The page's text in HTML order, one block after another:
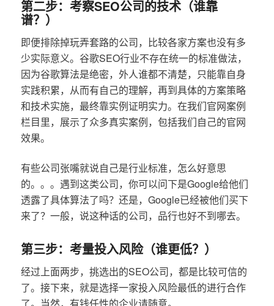
第二步：考察SEO公司的技术（谁靠
谱？）
即便排除掉玩弄套路的公司，比较各家方案也没有多
少实际意义。谷歌SEO行业不存在统一的标准做法，
因为谷歌算法是绝密，外人谁都不清楚，只能靠自身
实践积累，从而有自己的理解，再到具体的方案策略
和技术实施，最终靠实例证明实力。在我们官网案例
栏目里，展示了众多真实案例，包括我们自己的官网
效果。
有些公司张嘴就说自己是行业标准，怎么好意思
的。。。遇到这类公司，你可以问下是Google给他们
透露了具体算法了吗？还是，Google已经被他们买下
来了？一般，说这种话的公司，品行也好不到哪去。
第三步：考量投入风险（谁更低？）
经过上面两步，挑选出的SEO公司，都是比较可信的
了。接下来，就是选择一家投入风险最低的进行合作